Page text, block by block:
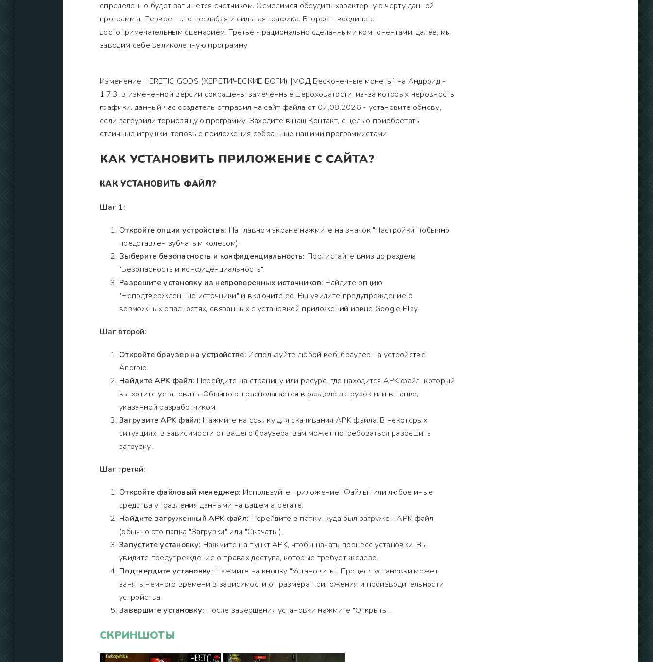
определенно будет запишется счетчиком. Осмелимся обсудить характерную черту данной
программы. Первое - это неслабая и сильная графика. Второе - воедино с
достопримечательным сценарием. Третье - рационально сделанными компонентами. далее, мы
заводим себе великолепную программу.
Изменение HERETIC GODS (ХЕРЕТИЧЕСКИЕ БОГИ) [МОД Бесконечные монеты] на Андроид -
1.7.3, в измененной версии сокращены замеченные шероховатости, из-за которых неровность
графики. данный час создатель отправил на сайт файла от 07.08.2026 - установите обнову,
если загрузили тормозящую программу. Заходите в наш Контакт, с целью приобретать
отличные игрушки, топовые приложения собранные нашими программистами.
КАК УСТАНОВИТЬ ПРИЛОЖЕНИЕ С САЙТА?
КАК УСТАНОВИТЬ ФАЙЛ?
Шаг 1:
Откройте опции устройства: На главном экране нажмите на значок "Настройки" (обычно
представлен зубчатым колесом).
Выберите безопасность и конфиденциальность: Пролистайте вниз до раздела
"Безопасность и конфиденциальность".
Разрешите установку из непроверенных источников: Найдите опцию
"Неподтвержденные источники" и включите её. Вы увидите предупреждение о
возможных опасностях, связанных с установкой приложений извне Google Play.
Шаг второй:
Откройте браузер на устройстве: Используйте любой веб-браузер на устройстве
Android.
Найдите APK файл: Перейдите на страницу или ресурс, где находится APK файл, который
вы хотите установить. Обычно он располагается в разделе загрузок или в папке,
указанной разработчиком.
Загрузите APK файл: Нажмите на ссылку для скачивания APK файла. В некоторых
ситуациях, в зависимости от вашего браузера, вам может потребоваться разрешить
загрузку.
Шаг третий:
Откройте файловый менеджер: Используйте приложение "Файлы" или любое иные
средства управления данными на вашем агрегате.
Найдите загруженный APK файл: Перейдите в папку, куда был загружен APK файл
(обычно это папка "Загрузки" или "Скачать").
Запустите установку: Нажмите на пункт APK, чтобы начать процесс установки. Вы
увидите предупреждение о правах доступа, которые требует железо.
Подтвердите установку: Нажмите на кнопку "Установить". Процесс установки может
занять немного времени в зависимости от размера приложения и производительности
устройства.
Завершите установку: После завершения установки нажмите "Открыть".
СКРИНШОТЫ